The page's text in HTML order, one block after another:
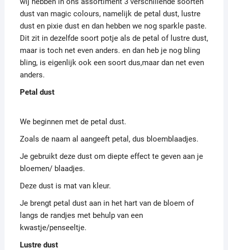
dust van magic colours, namelijk de petal dust, lustre
dust en pixie dust en dan hebben we nog sparkle paste.
Dit zit in dezelfde soort potje als de petal of lustre dust,
maar is toch net even anders. en dan heb je nog bling
bling, is eigenlijk ook een soort dus,maar dan net even
anders.
Petal dust
We beginnen met de petal dust.
Zoals de naam al aangeeft petal, dus bloemblaadjes.
Je gebruikt deze dust om diepte effect te geven aan je
bloemen/ blaadjes.
Deze dust is mat van kleur.
Je brengt petal dust aan in het hart van de bloem of
langs de randjes met behulp van een
kwastje/penseeltje.
Lustre dust